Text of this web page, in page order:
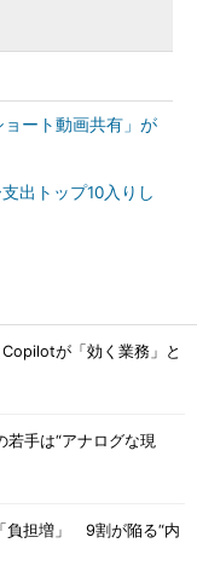
ート動画共有」が
出トップ10入りし
が「効く業務」と
手は“アナログな現
負担増」 9割が陥る“内